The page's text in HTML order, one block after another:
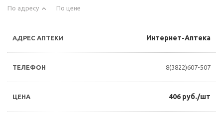
По адресу По цене
Интернет-Аптека
8(3822)607-507
406 руб./шт